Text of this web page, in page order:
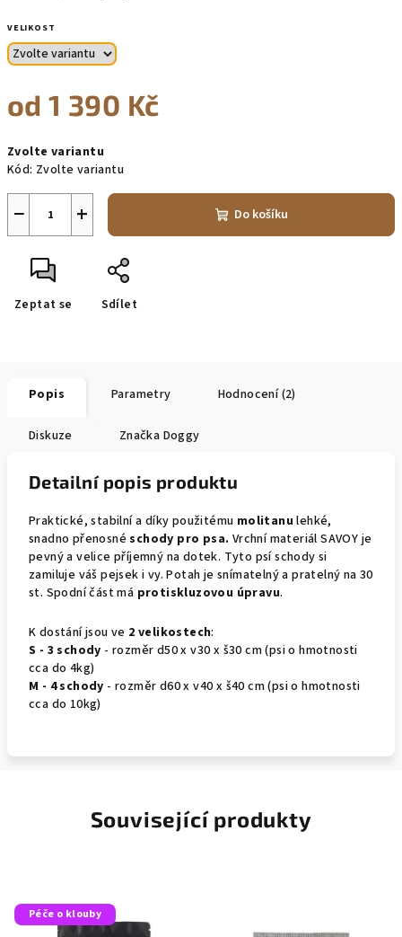
VELIKOST
od1 390 Kč
cena:
Zvolte variantu
Kód: Zvolte variantu
+
− Do košíku
Zeptat se Sdílet
Popis Parametry Hodnocení (2)
Diskuze Značka Doggy
Detailní popis produktu
Praktické, stabilní a díky použitému molitanu lehké,
snadno přenosné schody pro psa. Vrchní materiál SAVOY je
pevný a velice příjemný na dotek. Tyto psí schody si
zamiluje váš pejsek i vy. Potah je snímatelný a pratelný na 30
st. Spodní část má protiskluzovou úpravu.
K dostání jsou ve 2 velikostech:
S - 3 schody - rozměr d50 x v30 x š30 cm (psi o hmotnosti
cca do 4kg)
M - 4 schody - rozměr d60 x v40 x š40 cm (psi o hmotnosti
cca do 10kg)
Související produkty
Péče o klouby